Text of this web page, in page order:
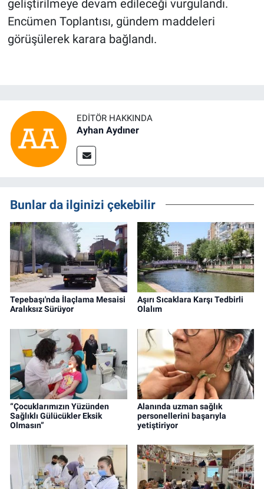
geliştirilmeye devam edileceği vurgulandı.
Encümen Toplantısı, gündem maddeleri
görüşülerek karara bağlandı.
EDITÖR HAKKINDA
Ayhan Aydıner
Bunlar da ilginizi çekebilir
Tepebaşı'nda İlaçlama Mesaisi
Aralıksız Sürüyor
Aşırı Sıcaklara Karşı Tedbirli
Olalım
“Çocuklarımızın Yüzünden
Sağlıklı Gülücükler Eksik
Olmasın”
Alanında uzman sağlık
personellerini başarıyla
yetiştiriyor